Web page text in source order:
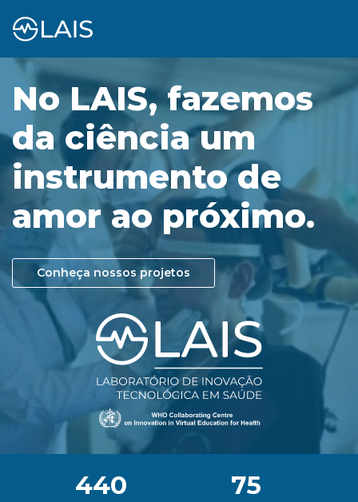
No LAIS, fazemos
da ciência um
instrumento de
amor ao próximo.
Conheça nossos projetos
440 75